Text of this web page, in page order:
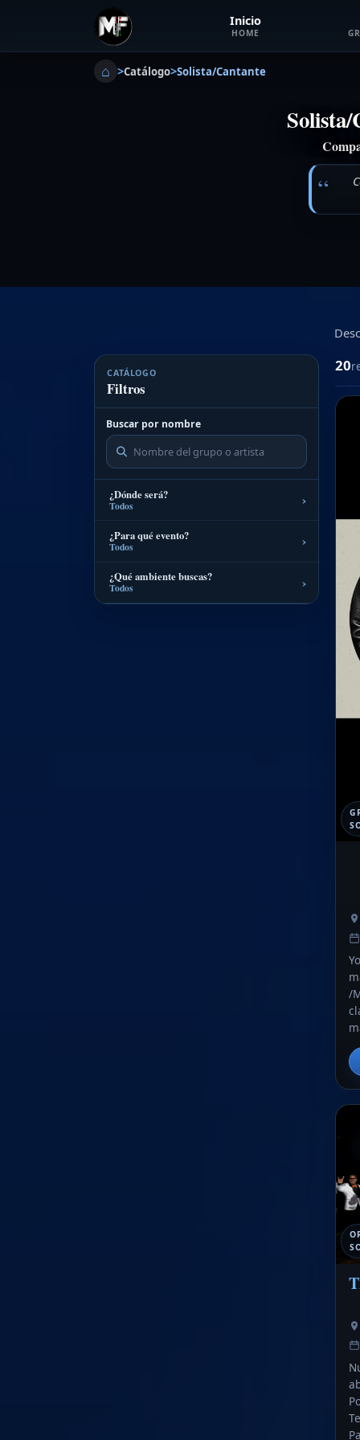
Inicio
HOME
⌂ >Catálogo>Solista/Cantante
CATÁLOGO
Filtros
Buscar por nombre
¿Dónde será?
Todos ›
¿Para qué evento?
Todos ›
¿Qué ambiente buscas?
Todos ›
20
/